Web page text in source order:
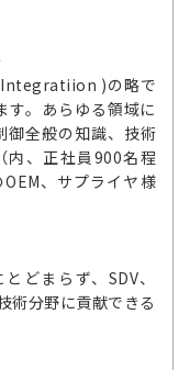
)の略で
す。あらゆる領域に
御全般の知識、技術
内、正社員900名程
、サプライヤ様
どまらず、SDV、
術分野に貢献できる